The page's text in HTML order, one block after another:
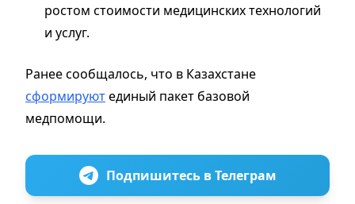
ростом стоимости медицинских технологий
и услуг.
Ранее сообщалось, что в Казахстане
сформируютединый пакет базовой
медпомощи.
Подпишитесь в Телеграм